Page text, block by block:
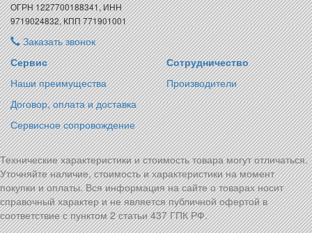
ОГРН 1227700188341, ИНН
9719024832, КПП 771901001
Заказать звонок
Сервис
Наши преимущества
Договор, оплата и доставка
Сервисное сопровождение
Сотрудничество
Производители
Технические характеристики и стоимость товара могут отличаться.
Уточняйте наличие, стоимость и характеристики на момент
покупки и оплаты. Вся информация на сайте о товарах носит
справочный характер и не является публичной офертой в
соответствие с пунктом 2 статьи 437 ГПК РФ.